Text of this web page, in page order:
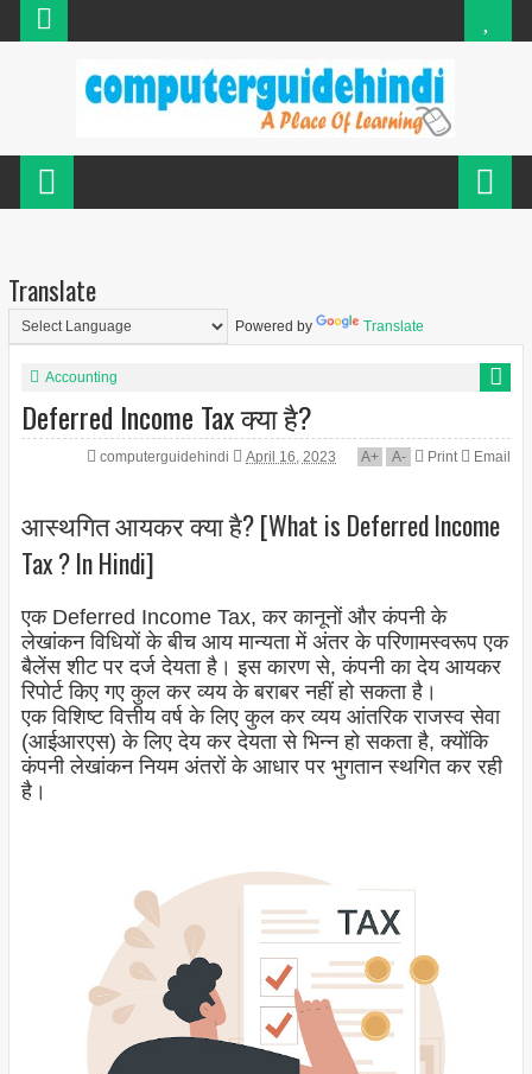
Translate
Powered by Translate
Accounting
Deferred Income Tax क्या है?
computerguidehindi April 16, 2023 A+ A- Print Email
आस्थगित आयकर क्या है? [What is Deferred Income
Tax ? In Hindi]
एक Deferred Income Tax, कर कानूनों और कंपनी के
लेखांकन विधियों के बीच आय मान्यता में अंतर के परिणामस्वरूप एक
बैलेंस शीट पर दर्ज देयता है। इस कारण से, कंपनी का देय आयकर
रिपोर्ट किए गए कुल कर व्यय के बराबर नहीं हो सकता है।
एक विशिष्ट वित्तीय वर्ष के लिए कुल कर व्यय आंतरिक राजस्व सेवा
(आईआरएस) के लिए देय कर देयता से भिन्न हो सकता है, क्योंकि
कंपनी लेखांकन नियम अंतरों के आधार पर भुगतान स्थगित कर रही
है।